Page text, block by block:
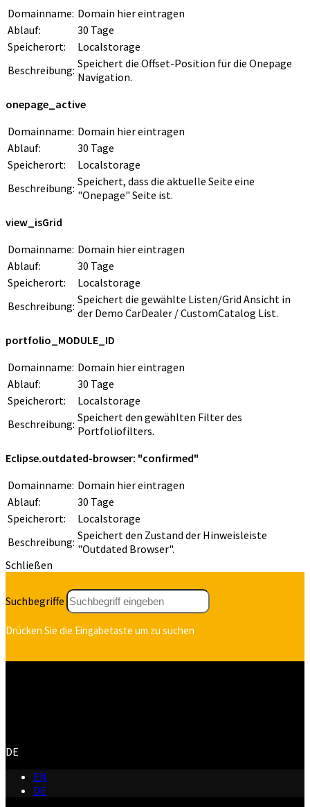
Domainname: Domain hier eintragen
Ablauf:
30 Tage
Speicherort:
Localstorage
Beschreibung: Speichert die Offset-Position für die Onepage
Navigation.
onepage_active
Domainname: Domain hier eintragen
Ablauf:
30 Tage
Speicherort:
Localstorage
Beschreibung: Speichert, dass die aktuelle Seite eine
"Onepage" Seite ist.
view_isGrid
Domainname: Domain hier eintragen
Ablauf:
30 Tage
Speicherort:
Localstorage
Beschreibung: Speichert die gewählte Listen/Grid Ansicht in
der Demo CarDealer / CustomCatalog List.
portfolio_MODULE_ID
Domainname: Domain hier eintragen
Ablauf:
30 Tage
Speicherort:
Localstorage
Beschreibung: Speichert den gewählten Filter des
Portfoliofilters.
Eclipse.outdated-browser: "confirmed"
Domainname: Domain hier eintragen
Ablauf:
30 Tage
Speicherort:
Localstorage
Beschreibung: Speichert den Zustand der Hinweisleiste
"Outdated Browser".
Schließen
Suchbegriffe
Drücken Sie die Eingabetaste um zu suchen
DE
EN
DE